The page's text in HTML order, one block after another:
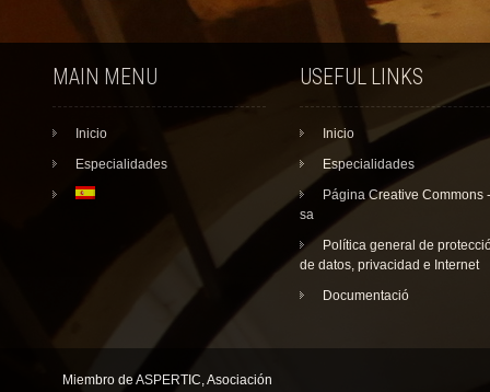
MAIN MENU
Inicio
Especialidades
USEFUL LINKS
Inicio
Especialidades
Página Creative Commons
sa
Política general de
de datos, privacidad e Internet
Documentació
Miembro de ASPERTIC, Asociación